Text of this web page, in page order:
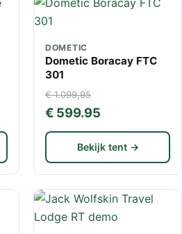
DOMETIC
Dometic Boracay FTC
301
€ 1.099,95
€ 599.95
Bekijk tent →